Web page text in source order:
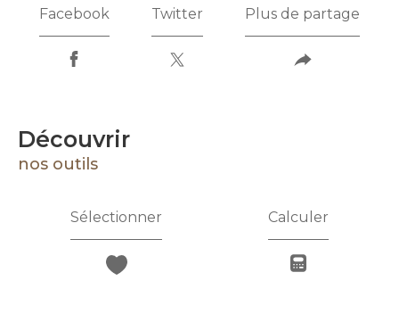
Facebook Twitter Plus de partage
découvrir
nos outils
Sélectionner Calculer